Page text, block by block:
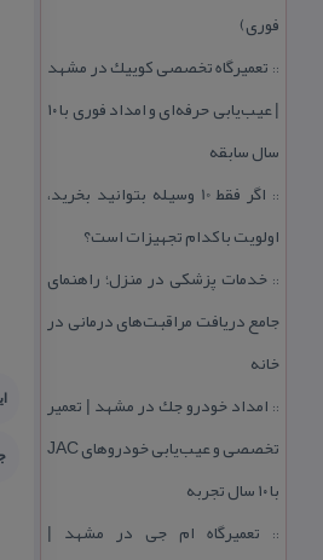
فوری)
:: تعمیرگاه تخصصی كوییك در مشهد
| عیب‌یابی حرفه‌ای و امداد فوری با ۱۰
سال سابقه
::
اگر فقط 10 وسیله بتوانید بخرید،
اولویت با كدام تجهیزات است؟
:: خدمات پزشكی در منزل؛ راهنمای
جامع دریافت مراقبت‌های درمانی در
خانه
:: امداد خودرو جك در مشهد | تعمیر
تخصصی و عیب‌یابی خودروهای JAC
با ۱۰ سال تجربه
:: تعمیرگاه ام جی در مشهد |